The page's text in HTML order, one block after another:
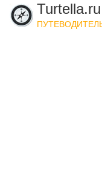
Turtella.ru